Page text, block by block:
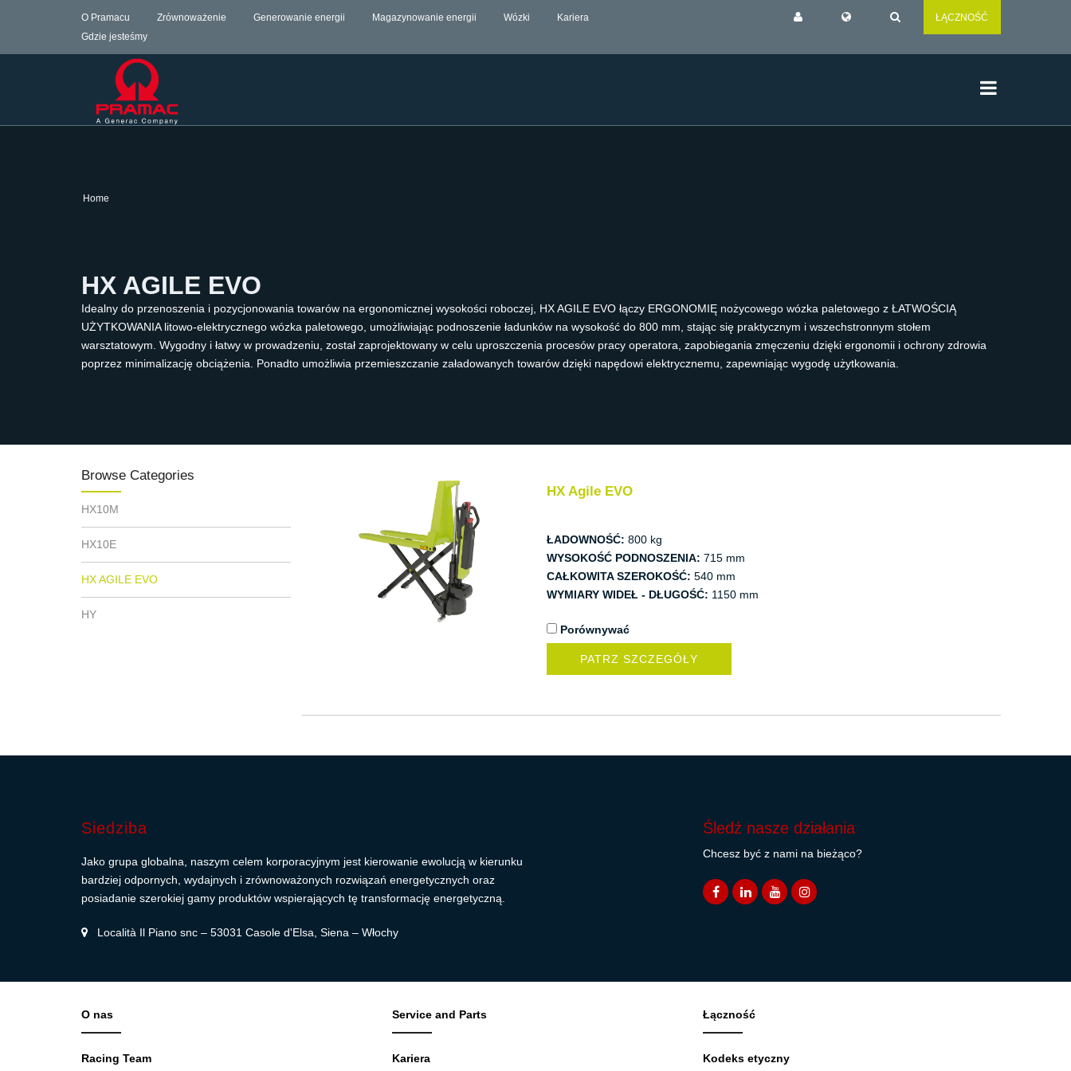
O Pramacu Zrównoważenie Generowanie energii Magazynowanie energii Wózki
Kariera
Gdzie jesteśmy
ŁĄCZNOŚĆ
Home
HX AGILE EVO
Idealny do przenoszenia i pozycjonowania towarów na ergonomicznej wysokości roboczej, HX AGILE EVO łączy ERGONOMIĘ nożycowego wózka paletowego z ŁATWOŚCIĄ
UŻYTKOWANIA litowo-elektrycznego wózka paletowego, umożliwiając podnoszenie ładunków na wysokość do 800 mm, stając się praktycznym i wszechstronnym stołem
warsztatowym. Wygodny i łatwy w prowadzeniu, został zaprojektowany w celu uproszczenia procesów pracy operatora, zapobiegania zmęczeniu dzięki ergonomii i ochrony zdrowia
poprzez minimalizację obciążenia. Ponadto umożliwia przemieszczanie załadowanych towarów dzięki napędowi elektrycznemu, zapewniając wygodę użytkowania.
Browse Categories
HX10M
HX10E
HX AGILE EVO
HY
HX Agile EVO
ŁADOWNOŚĆ: 800 kg
WYSOKOŚĆ PODNOSZENIA: 715 mm
CAŁKOWITA SZEROKOŚĆ: 540 mm
WYMIARY WIDEŁ - DŁUGOŚĆ: 1150 mm
Porównywać
PATRZ SZCZEGÓŁY
Siedziba
Jako grupa globalna, naszym celem korporacyjnym jest kierowanie ewolucją w kierunku
bardziej odpornych, wydajnych i zrównoważonych rozwiązań energetycznych oraz
posiadanie szerokiej gamy produktów wspierających tę transformację energetyczną.
Località Il Piano snc – 53031 Casole d'Elsa, Siena – Włochy
Śledź nasze działania
Chcesz być z nami na bieżąco?
O nas
Racing Team
Service and Parts
Kariera
Łączność
Kodeks etyczny